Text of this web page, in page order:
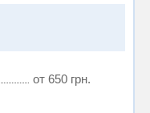
от 650 грн.